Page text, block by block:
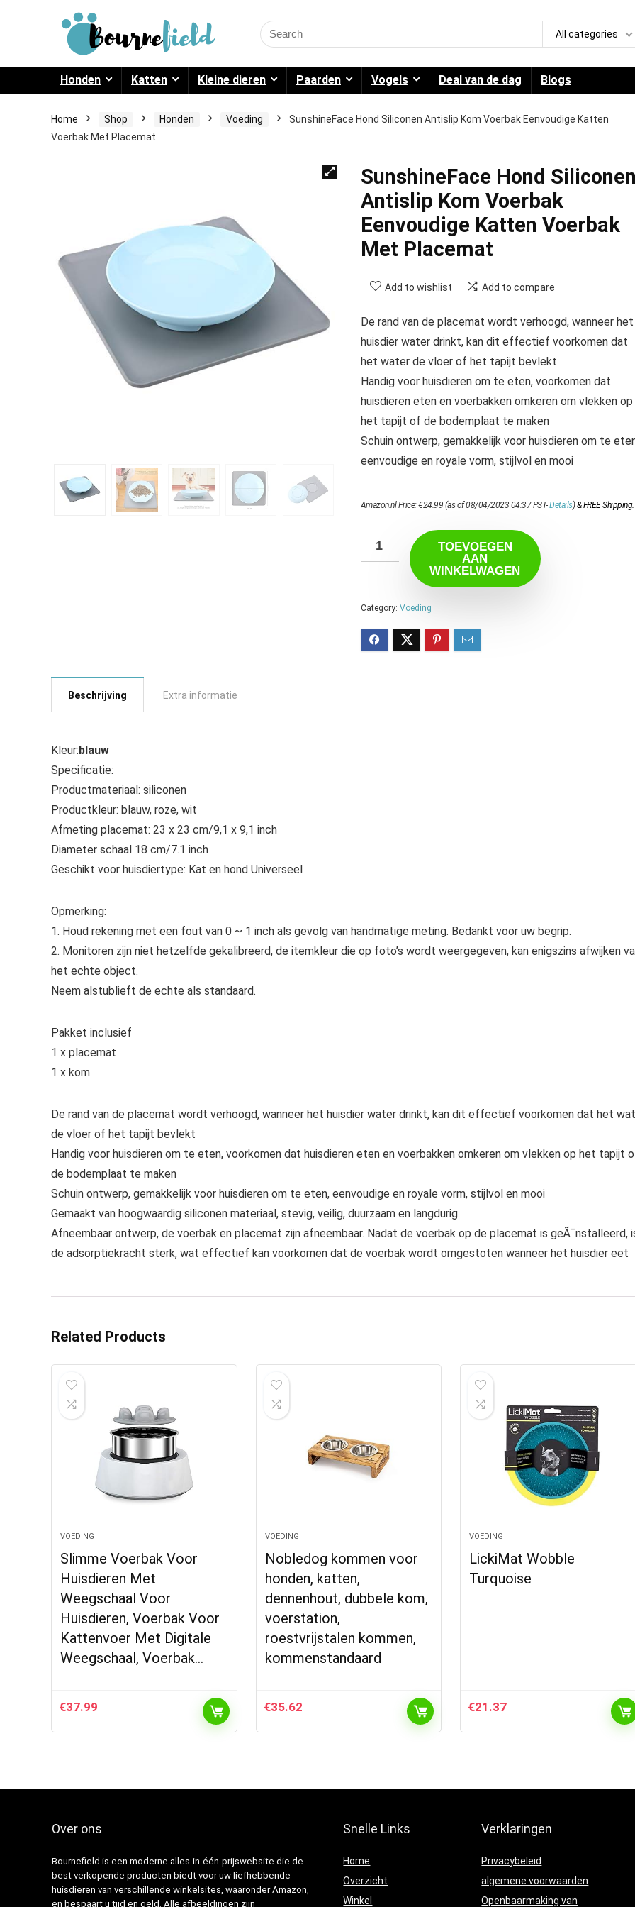
Search
for:
All categories
Honden Katten Kleine dieren Paarden Vogels Deal van de dag Blogs
Home Shop Honden Voeding
SunshineFace Hond Siliconen Antislip Kom Voerbak Eenvoudige Katten
Voerbak Met Placemat
SunshineFace Hond Siliconen
Antislip Kom Voerbak
Eenvoudige Katten Voerbak
Met Placemat
Add to wishlist Add to compare
De rand van de placemat wordt verhoogd, wanneer het
huisdier water drinkt, kan dit effectief voorkomen dat
het water de vloer of het tapijt bevlekt
Handig voor huisdieren om te eten, voorkomen dat
huisdieren eten en voerbakken omkeren om vlekken op
het tapijt of de bodemplaat te maken
Schuin ontwerp, gemakkelijk voor huisdieren om te
eenvoudige en royale vorm, stijlvol en mooi
Amazon.nl Price:€24.99 (as of 08/04/2023 04:37 PST-Details)&FREE Shipping.
TOEVOEGEN
AAN
WINKELWAGEN
Category: Voeding
Beschrijving Extra informatie
Kleur:blauw
Specificatie:
Productmateriaal: siliconen
Productkleur: blauw, roze, wit
Afmeting placemat: 23 x 23 cm/9,1 x 9,1 inch
Diameter schaal 18 cm/7.1 inch
Geschikt voor huisdiertype: Kat en hond Universeel
Opmerking:
1. Houd rekening met een fout van 0 ~ 1 inch als gevolg van handmatige meting. Bedankt voor uw begrip.
2. Monitoren zijn niet hetzelfde gekalibreerd, de itemkleur die op foto’s wordt weergegeven, kan enigszins afwijken
het echte object.
Neem alstublieft de echte als standaard.
Pakket inclusief
1 x placemat
1 x kom
De rand van de placemat wordt verhoogd, wanneer het huisdier water drinkt, kan dit effectief voorkomen dat het
de vloer of het tapijt bevlekt
Handig voor huisdieren om te eten, voorkomen dat huisdieren eten en voerbakken omkeren om vlekken op het tapijt
de bodemplaat te maken
Schuin ontwerp, gemakkelijk voor huisdieren om te eten, eenvoudige en royale vorm, stijlvol en mooi
Gemaakt van hoogwaardig siliconen materiaal, stevig, veilig, duurzaam en langdurig
Afneembaar ontwerp, de voerbak en placemat zijn afneembaar. Nadat de voerbak op de placemat is geÃ¯nstalleerd,
de adsorptiekracht sterk, wat effectief kan voorkomen dat de voerbak wordt omgestoten wanneer het huisdier eet
Related Products
VOEDING
Slimme Voerbak Voor
Huisdieren Met
Weegschaal Voor
Huisdieren, Voerbak Voor
Kattenvoer Met Digitale
Weegschaal, Voerbak…
€37.99
VOEDING
Nobledog kommen voor
honden, katten,
dennenhout, dubbele kom,
voerstation,
roestvrijstalen kommen,
kommenstandaard
€35.62
VOEDING
LickiMat Wobble
Turquoise
€21.37
Over ons
Bournefield is een moderne alles-in-één-prijswebsite die de
best verkopende producten biedt voor uw liefhebbende
huisdieren van verschillende winkelsites, waaronder Amazon,
en bespaart u tijd en geld. Alle afbeeldingen zijn
Snelle Links
Home
Overzicht
Winkel
Verklaringen
Privacybeleid
algemene voorwaarden
Openbaarmaking van